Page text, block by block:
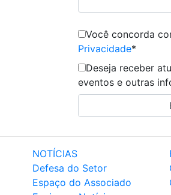
Você concorda
Privacidade*
Deseja receber
eventos e outras
NOTÍCIAS
Defesa do Setor
Espaço do Associado